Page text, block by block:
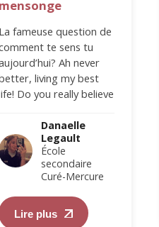
fameuse question de
te sens tu
Ah never
living my best
Do you really believe
Danaelle
Legault
École
secondaire
Curé-Mercure
Lire plus